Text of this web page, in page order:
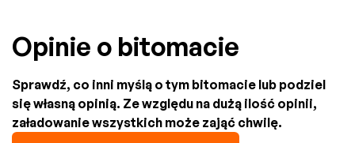
Opinie o bitomacie
Sprawdź, co inni myślą o tym bitomacie lub podziel
się własną opinią. Ze względu na dużą ilość opinii,
załadowanie wszystkich może zająć chwilę.